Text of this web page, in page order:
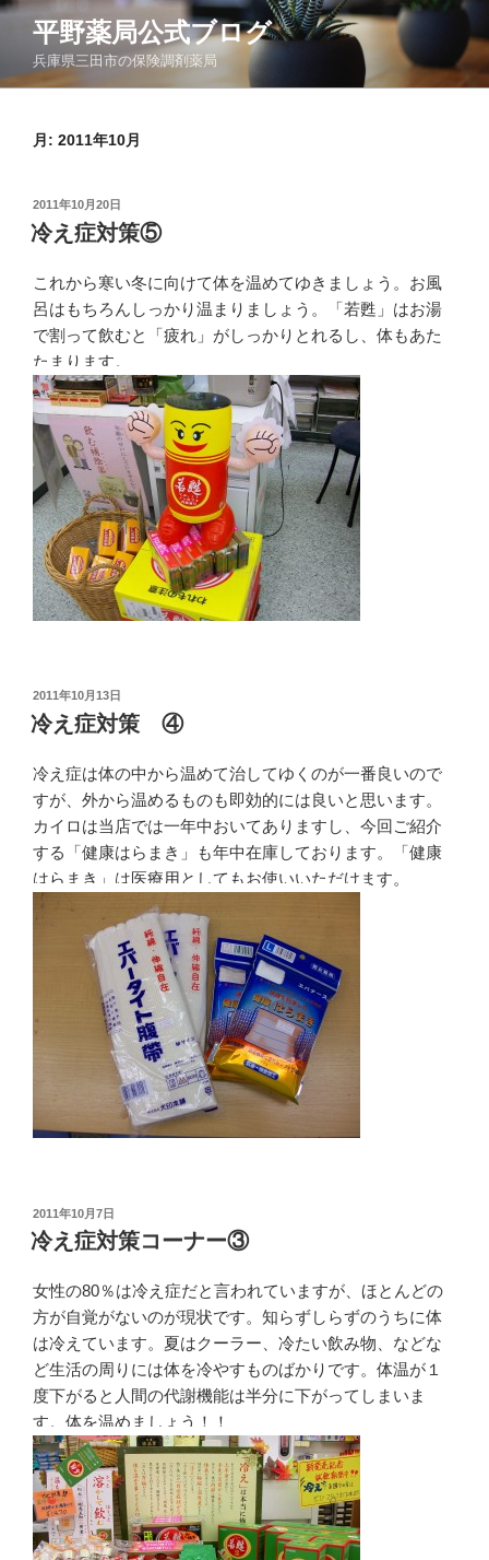
コ
ン
平野薬局公式ブログ
兵庫県三田市の保険調剤薬局
月: 2011年10月
投
稿
日:
2011年10月20日
冷え症対策⑤
これから寒い冬に向けて体を温めてゆきましょう。お風
呂はもちろんしっかり温まりましょう。「若甦」はお湯
で割って飲むと「疲れ」がしっかりとれるし、体もあた
たまります。
投
稿
日:
2011年10月13日
冷え症対策 ④
冷え症は体の中から温めて治してゆくのが一番良いので
すが、外から温めるものも即効的には良いと思います。
カイロは当店では一年中おいてありますし、今回ご紹介
する「健康はらまき」も年中在庫しております。「健康
はらまき」は医療用としてもお使いいただけます。
投
稿
日:
2011年10月7日
冷え症対策コーナー③
女性の80％は冷え症だと言われていますが、ほとんどの
方が自覚がないのが現状です。知らずしらずのうちに体
は冷えています。夏はクーラー、冷たい飲み物、などな
ど生活の周りには体を冷やすものばかりです。体温が１
度下がると人間の代謝機能は半分に下がってしまいま
す。体を温めましょう！！